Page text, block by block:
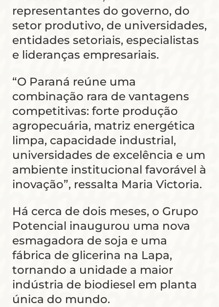
representantes do governo, do
setor produtivo, de universidades,
entidades setoriais, especialistas
e lideranças empresariais.
“O Paraná reúne uma
combinação rara de vantagens
competitivas: forte produção
agropecuária, matriz energética
limpa, capacidade industrial,
universidades de excelência e um
ambiente institucional favorável à
inovação”, ressalta Maria Victoria.
Há cerca de dois meses, o Grupo
Potencial inaugurou uma nova
esmagadora de soja e uma
fábrica de glicerina na Lapa,
tornando a unidade a maior
indústria de biodiesel em planta
única do mundo.